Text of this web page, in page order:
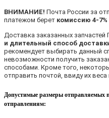
ВНИМАНИЕ! Почта России за
платежом берет комиссию 4-7%
Доставка заказанных запчастей
и длительный способ
рекомендует выбирать данный
невозможности получить
способами. Кроме того,
отправить почтой, ввиду их веса
Допустимые размеры отправляемых
отправлениям: